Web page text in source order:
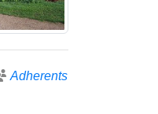
Adherents